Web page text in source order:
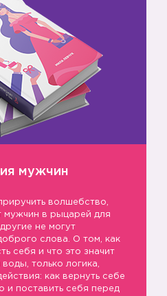
мужчин
волшебство,
мужчин в рыцарей для
не могут
слова. О том, как
себя и что это значит
только логика,
как вернуть себе
и поставить себя перед